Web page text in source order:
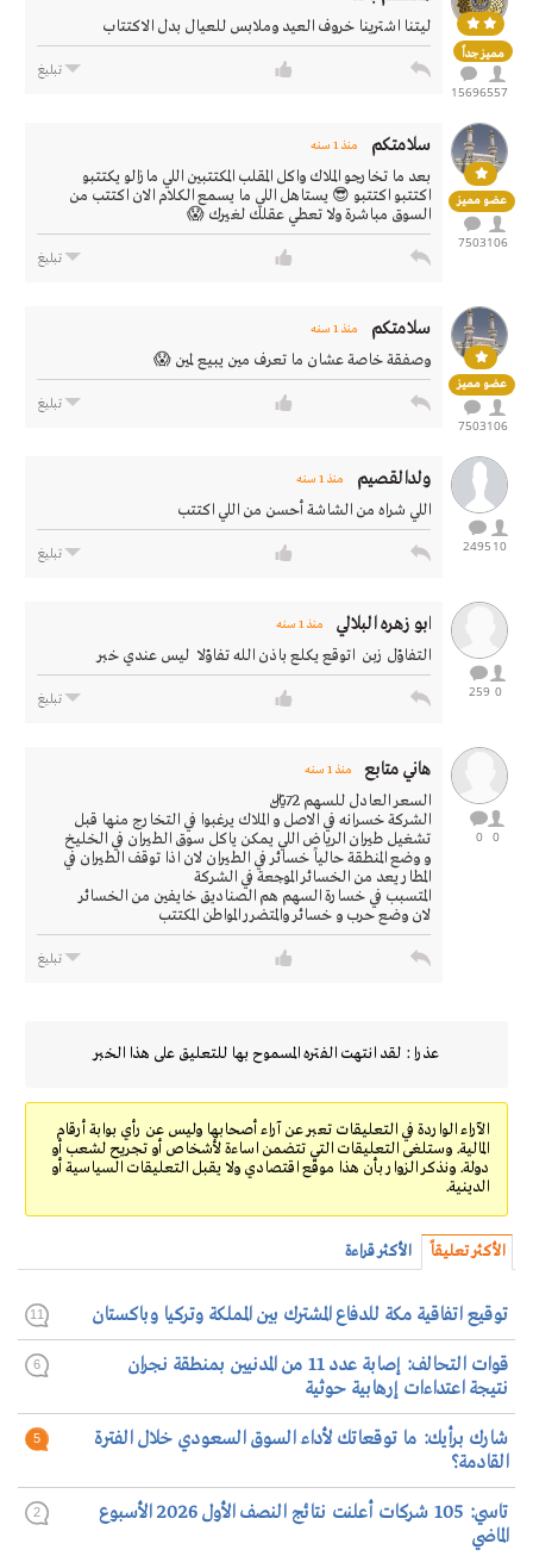
مميز جداً
557
15696
ليتنا اشترينا خروف العيد وملابس للعيال بدل الاكتتاب
تبليغ
عضو مميز
106
7503
سلامتكم منذ 1 سنه
بعد ما تخارجو الملاك واكل المقلب المكتتبين اللي مازالو يكتتبو
اكتتبو اكتتبو 😎 يستاهل اللي ما يسمع الكلام الان اكتتب من
السوق مباشرة ولا تعطي عقلك لغيرك 😱
تبليغ
عضو مميز
106
7503
سلامتكم منذ 1 سنه
وصفقة خاصة عشان ما تعرف مين يبيع لمين 😱
تبليغ
10
2495
ولدالقصيم منذ 1 سنه
اللي شراه من الشاشة أحسن من اللي اكتتب
تبليغ
0
259
ابو زهره البلالي منذ 1 سنه
التفاؤل زبن اتوقع يكلع باذن الله تفاؤلا ليس عندي خبر
تبليغ
0
0
هاني متابع منذ 1 سنه
السعر العادل للسهم 72﷼
الشركة خسرانه في الاصل و الملاك يرغبوا في التخارج منها قبل
تشغيل طيران الرياض اللي يمكن ياكل سوق الطيران في الخليخ
و وضع المنطقة حالياً خسائر في الطيران لان اذا توقف الطيران في
المطار يعد من الخسائر الموجعة في الشركة
المتسبب في خسارة السهم هم الصناديق خايفين من الخسائر
لان وضع حرب و خسائر والمتضرر المواطن المكتتب
تبليغ
عذرا : لقد انتهت الفتره المسموح بها للتعليق على هذا الخبر
الآراء الواردة في التعليقات تعبر عن آراء أصحابها وليس عن رأي بوابة أرقام
المالية. وستلغى التعليقات التي تتضمن اساءة لأشخاص أو تجريح لشعب أو
دولة. ونذكر الزوار بأن هذا موقع اقتصادي ولا يقبل التعليقات السياسية أو
الدينية.
الأكثر تعليقاً الأكثر قراءة
توقيع اتفاقية مكة للدفاع المشترك بين المملكة وتركيا وباكستان 11
قوات التحالف: إصابة عدد 11 من المدنيين بمنطقة نجران
نتيجة اعتداءات إرهابية حوثية
6
شارك برأيك: ما توقعاتك لأداء السوق السعودي خلال الفترة
القادمة؟
5
تاسي: 105 شركات أعلنت نتائج النصف الأول 2026 الأسبوع
الماضي
2